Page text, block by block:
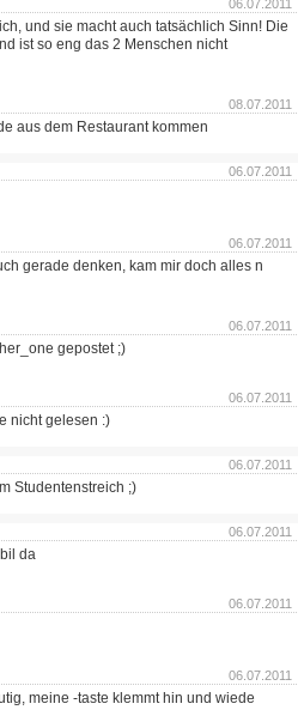
06.07.2011
und sie macht auch tatsächlich Sinn! Die
ist so eng das 2 Menschen nicht
08.07.2011
aus dem Restaurant kommen
06.07.2011
06.07.2011
gerade denken, kam mir doch alles n
06.07.2011
gepostet ;)
06.07.2011
nicht gelesen :)
06.07.2011
Studentenstreich ;)
06.07.2011
da
06.07.2011
06.07.2011
meine -taste klemmt hin und wiede